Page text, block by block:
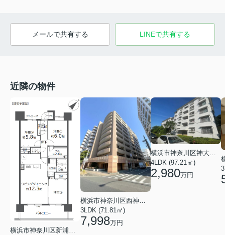
メールで共有する LINEで共有する
近隣の物件
横浜市神奈川区新浦島町１丁目
3LDK (71.81㎡)
7,998万円
4LDK (97.21㎡)
2,980万円